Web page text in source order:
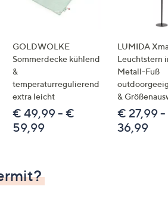
GOLDWOLKE
Sommerdecke kühlend
&
temperaturregulierend
extra leicht
€ 49,99 - €
59,99
LUMIDA
Leuchtstern
Metall-Fuß
&
€ 27,99
36,99